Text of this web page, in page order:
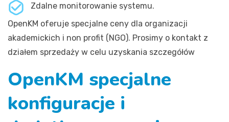
Zdalne monitorowanie systemu.
OpenKM oferuje specjalne ceny dla organizacji
akademickich i non profit (NGO). Prosimy o kontakt z
działem sprzedaży w celu uzyskania szczegółów
OpenKM specjalne
konfiguracje i